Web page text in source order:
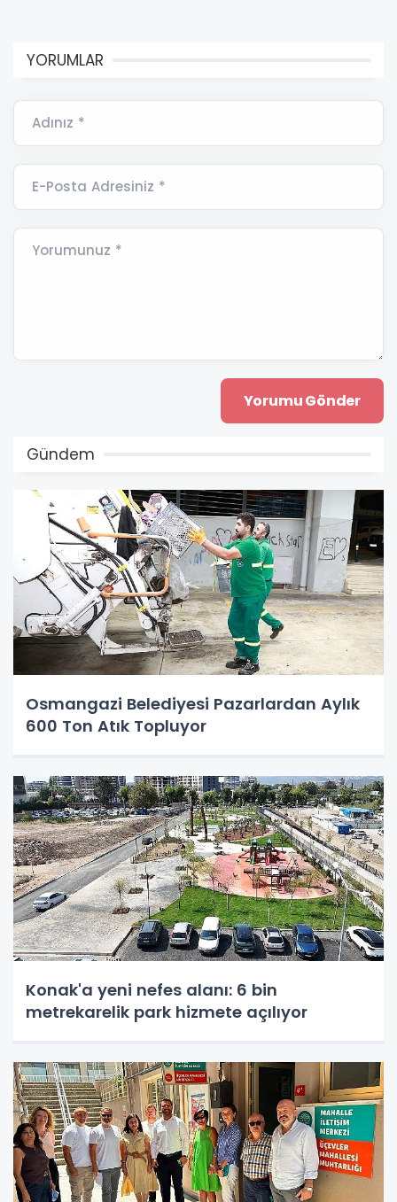
YORUMLAR
Adınız *
E-Posta Adresiniz *
Yorumunuz *
Gündem
Osmangazi Belediyesi Pazarlardan Aylık
600 Ton Atık Topluyor
Konak'a yeni nefes alanı: 6 bin
metrekarelik park hizmete açılıyor